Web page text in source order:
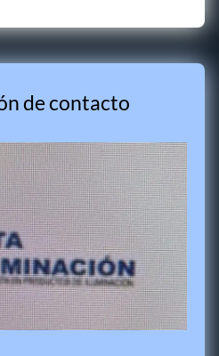
de contacto